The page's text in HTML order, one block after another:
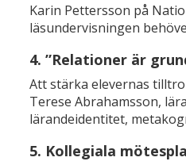
Karin Pettersson på
läsundervisningen
4. ”Relationer är
Att stärka elevernas
Terese Abrahamsson,
lärandeidentitet,
5. Kollegiala